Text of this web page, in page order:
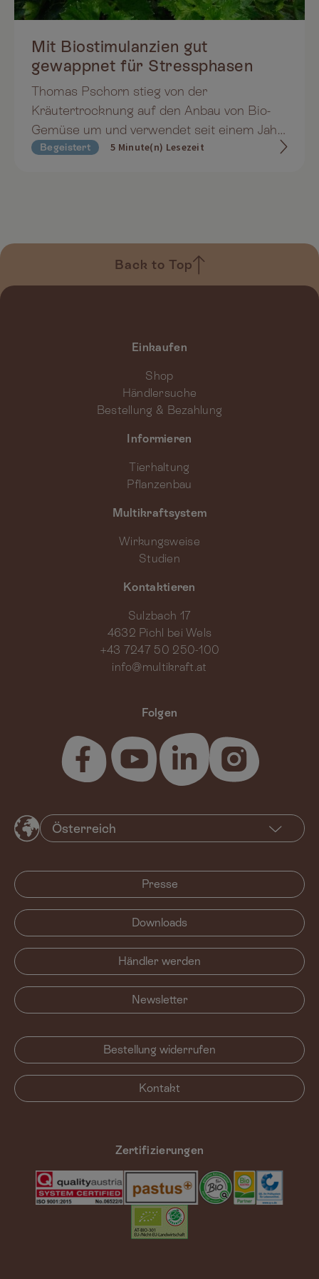
Mit Biostimulanzien gut
gewappnet für Stressphasen
Thomas Pschorn stieg von der
Kräutertrocknung auf den Anbau von Bio-
Gemüse um und verwendet seit einem Jahr
beim Bio-Sellerie über die gesamte Saison
Begeistert 5 Minute(n) Lesezeit
Back to Top
Folgen
Einkaufen
Shop
Händlersuche
Bestellung & Bezahlung
Informieren
Tierhaltung
Pflanzenbau
Multikraftsystem
Wirkungsweise
Studien
Kontaktieren
Sulzbach 17
4632 Pichl bei Wels
+43 7247 50 250-100
info@multikraft.at
Presse
Downloads
Händler werden
Newsletter
Bestellung widerrufen
Kontakt
Zertifizierungen